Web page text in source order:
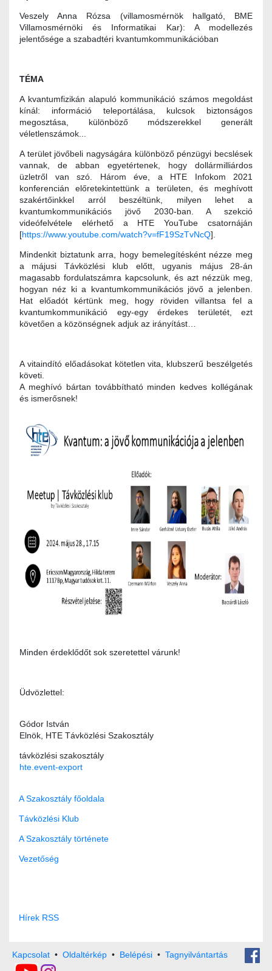
Veszely Anna Rózsa (villamosmérnök hallgató, BME
Villamosmérnöki és Informatikai Kar): A modellezés
jelentősége a szabadtéri kvantumkommunikációban
TÉMA
A kvantumfizikán alapuló kommunikáció számos megoldást
kínál: információ teleportálása, kulcsok biztonságos
megosztása, különböző módszerekkel generált
véletlenszámok...
A terület jövőbeli nagyságára különböző pénzügyi becslések
vannak, de abban egyetértenek, hogy dollármilliárdos
üzletről van szó. Három éve, a HTE Infokom 2021
konferencián előretekintettünk a területen, és meghívott
szakértőinkkel arról beszéltünk, milyen lehet a
kvantumkommunikációs jövő 2030-ban. A szekció
videófelvétele elérhető a HTE YouTube csatornáján
[https://www.youtube.com/watch?v=fF19SzTvNcQ].
Mindenkit biztatunk arra, hogy bemelegítésként nézze meg
a májusi Távközlési klub előtt, ugyanis május 28-án
magasabb fordulatszámra kapcsolunk, és azt nézzük meg,
hogyan néz ki a kvantumkommunikációs jövő a jelenben.
Hat előadót kértünk meg, hogy röviden villantsa fel a
kvantumkommunikáció egy-egy érdekes területét, ezt
követően a közönségnek adjuk az irányítást…
A vitaindító előadásokat kötetlen vita, klubszerű beszélgetés
követi.
A meghívó bártan továbbítható minden kedves kollégának
és ismerősnek!
Minden érdeklődőt sok szeretettel várunk!
Üdvözlettel:
Gódor István
Elnök, HTE Távközlési Szakosztály
távközlési szakosztály
hte.event-export
A Szakosztály főoldala
Távközlési Klub
A Szakosztály története
Vezetőség
Hírek RSS
Kapcsolat • Oldaltérkép • Belépési • Tagnyilvántartás